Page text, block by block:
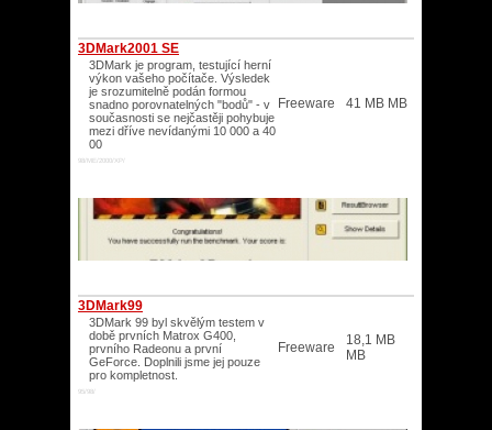
3DMark2001 SE
3DMark je program, testující herní
výkon vašeho počítače. Výsledek
je srozumitelně podán formou
snadno porovnatelných "bodů" - v
současnosti se nejčastěji pohybuje
mezi dříve nevídanými 10 000 a 40
00
98/ME/2000/XP/
Freeware 41 MB MB
3DMark99
3DMark 99 byl skvělým testem v
době prvních Matrox G400,
prvního Radeonu a první
GeForce. Doplnili jsme jej pouze
pro kompletnost.
95/98/
Freeware
18,1 MB
MB